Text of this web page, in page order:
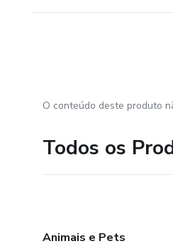
O conteúdo deste produto
Todos os
Animais e Pets